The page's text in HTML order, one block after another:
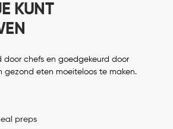
KUNT
door chefs en goedgekeurd door
gezond eten moeiteloos te maken.
preps